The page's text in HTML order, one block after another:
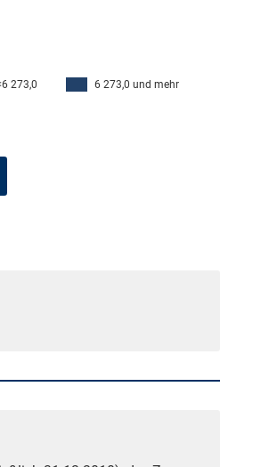
6 273,0 und mehr
273,0